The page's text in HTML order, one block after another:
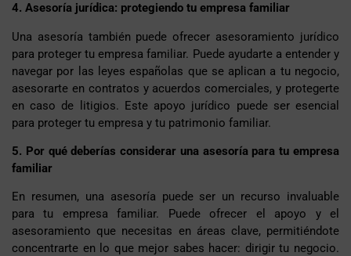
4. Asesoría jurídica: protegiendo tu empresa familiar
Una asesoría también puede ofrecer asesoramiento jurídico
para proteger tu empresa familiar. Puede ayudarte a entender y
navegar por las leyes españolas que se aplican a tu negocio,
asesorarte en contratos y acuerdos comerciales, y protegerte
en caso de litigios. Este apoyo jurídico puede ser esencial
para proteger tu empresa y tu patrimonio familiar.
5. Por qué deberías considerar una asesoría para tu empresa
familiar
En resumen, una asesoría puede ser un recurso invaluable
para tu empresa familiar. Puede ofrecer el apoyo y el
asesoramiento que necesitas en áreas clave, permitiéndote
concentrarte en lo que mejor sabes hacer: dirigir tu negocio.